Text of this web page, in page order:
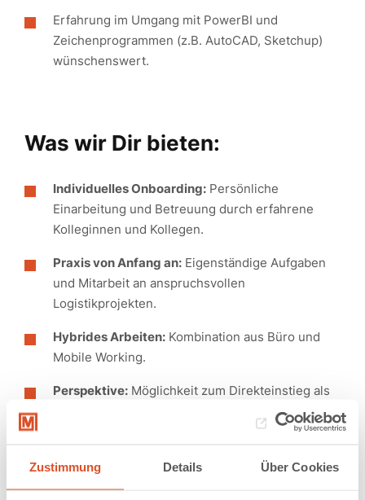
Zustimmung Details Über Cookies
Erfahrung im Umgang mit PowerBI und
Zeichenprogrammen (z.B. AutoCAD, Sketchup)
wünschenswert.
Was wir Dir bieten:
Individuelles Onboarding: Persönliche
Einarbeitung und Betreuung durch erfahrene
Kolleginnen und Kollegen.
Praxis von Anfang an: Eigenständige Aufgaben
und Mitarbeit an anspruchsvollen
Logistikprojekten.
Hybrides Arbeiten: Kombination aus Büro und
Mobile Working.
Perspektive: Möglichkeit zum Direkteinstieg als
Engineer nach erfolgreichem Studienabschluss.
Hierarchien, kurze Entscheidungswege und ein
kollegiales Miteinander.